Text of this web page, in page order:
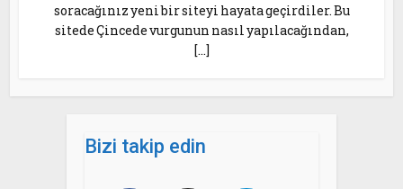
soracağınız yeni bir siteyi hayata geçirdiler. Bu
sitede Çincede vurgunun nasıl yapılacağından,
[…]
Bizi takip edin